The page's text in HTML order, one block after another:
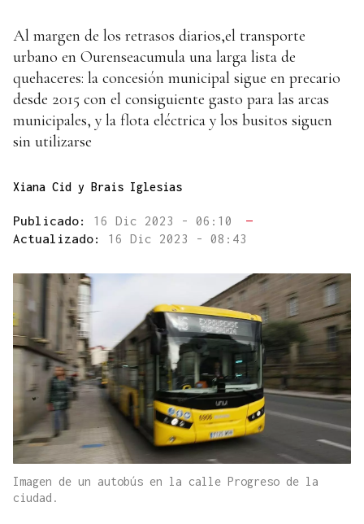
Al margen de los retrasos diarios,el transporte
urbano en Ourenseacumula una larga lista de
quehaceres: la concesión municipal sigue en precario
desde 2015 con el consiguiente gasto para las arcas
municipales, y la flota eléctrica y los busitos siguen
sin utilizarse
Xiana Cid y Brais Iglesias
Publicado: 16 Dic 2023 - 06:10
—
Actualizado: 16 Dic 2023 - 08:43
Imagen de un autobús en la calle Progreso de la
ciudad.